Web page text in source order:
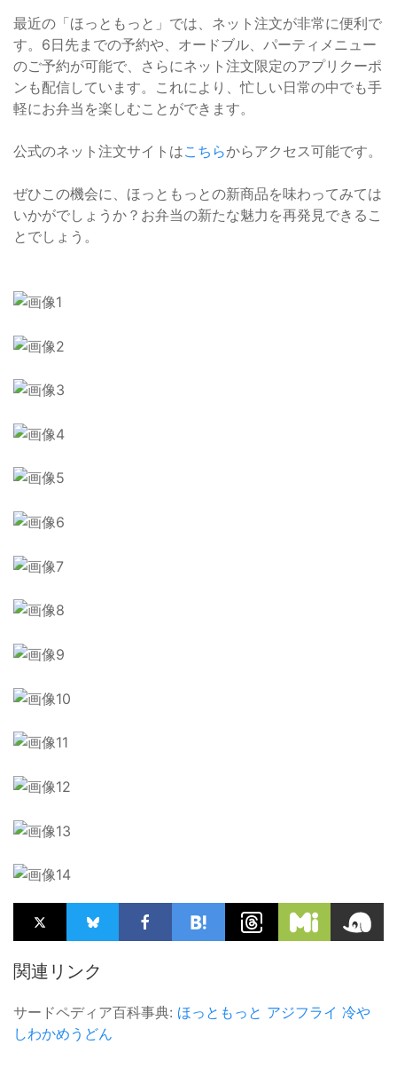
最近の「ほっともっと」では、ネット注文が非常に便利で
す。6日先までの予約や、オードブル、パーティメニュー
のご予約が可能で、さらにネット注文限定のアプリクーポ
ンも配信しています。これにより、忙しい日常の中でも手
軽にお弁当を楽しむことができます。
公式のネット注文サイトはこちらからアクセス可能です。
ぜひこの機会に、ほっともっとの新商品を味わってみては
いかがでしょうか？お弁当の新たな魅力を再発見できるこ
とでしょう。
関連リンク
サードペディア百科事典: ほっともっと アジフライ 冷や
しわかめうどん